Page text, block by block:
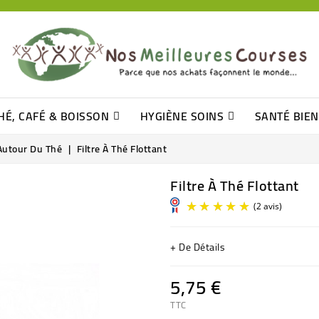
CAFÉ & BOISSON HYGIÈNE SOINS SANTÉ
Du Thé
Filtre À Thé Flottant
Filtre À Thé Flottant
+ De Détails
5,75 €
TTC